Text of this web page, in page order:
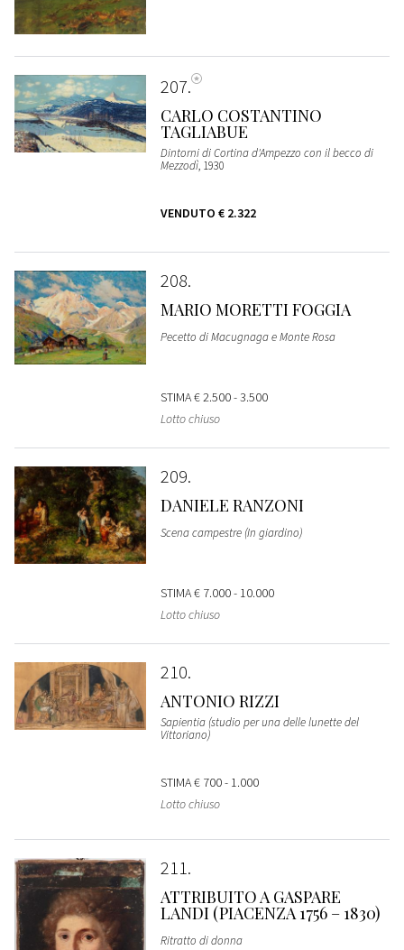
207
CARLO COSTANTINO
TAGLIABUE
Dintorni di Cortina d'Ampezzo con il becco di
Mezzodì, 1930
VENDUTO € 2.322
208
MARIO MORETTI FOGGIA
Pecetto di Macugnaga e Monte Rosa
STIMA€ 2.500 - 3.500
Lotto chiuso
209
DANIELE RANZONI
Scena campestre (In giardino)
STIMA€ 7.000 - 10.000
Lotto chiuso
210
ANTONIO RIZZI
Sapientia (studio per una delle lunette del
Vittoriano)
STIMA€ 700 - 1.000
Lotto chiuso
211
ATTRIBUITO A GASPARE
LANDI (PIACENZA 1756 – 1830)
Ritratto di donna